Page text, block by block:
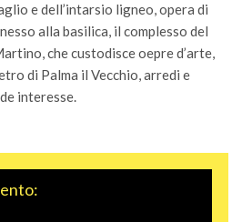
e dell’intarsio ligneo, opera di
alla basilica, il complesso del
che custodisce oepre d’arte,
di Palma il Vecchio, arredi e
interesse.